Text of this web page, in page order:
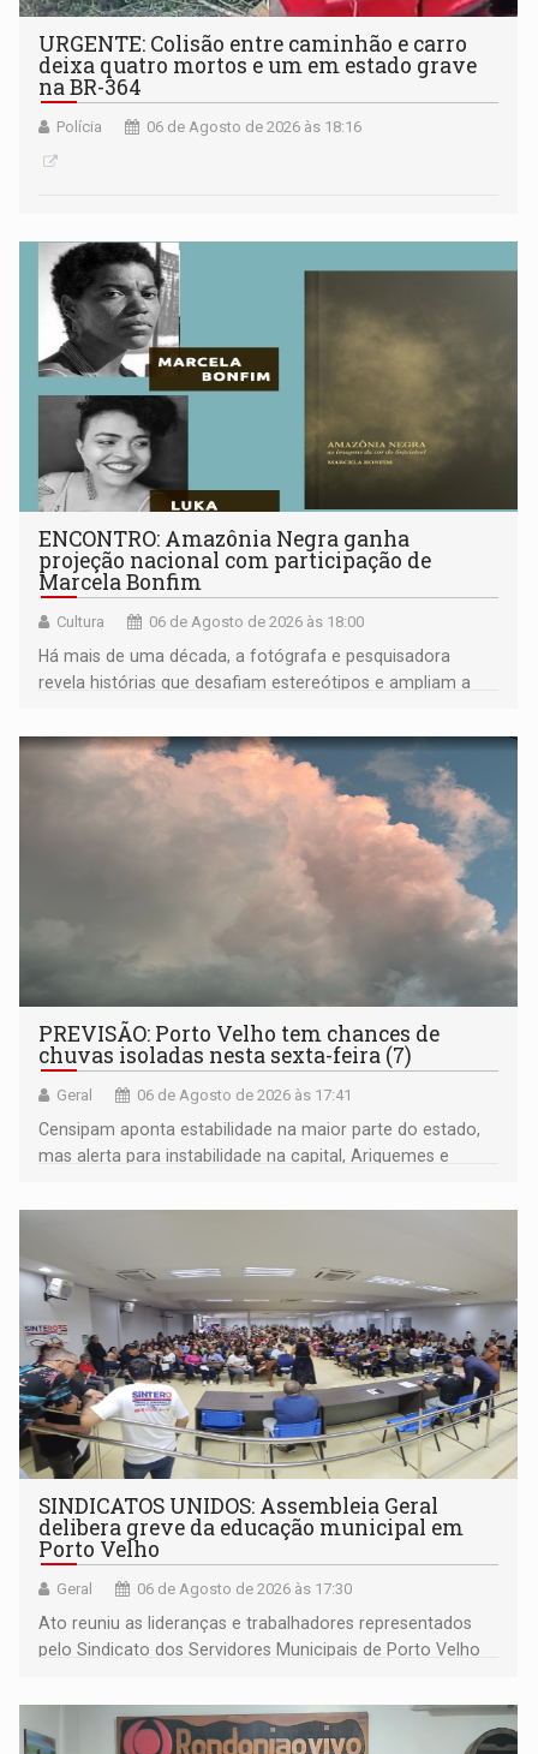
URGENTE: Colisão entre caminhão e carro
deixa quatro mortos e um em estado grave
na BR-364
Polícia 06 de Agosto de 2026 às 18:16
ENCONTRO: Amazônia Negra ganha
projeção nacional com participação de
Marcela Bonfim
Cultura 06 de Agosto de 2026 às 18:00
Há mais de uma década, a fotógrafa e pesquisadora
revela histórias que desafiam estereótipos e ampliam a
negras
PREVISÃO: Porto Velho tem chances de
chuvas isoladas nesta sexta-feira (7)
Geral 06 de Agosto de 2026 às 17:41
Censipam aponta estabilidade na maior parte do estado,
mas alerta para instabilidade na capital, Ariquemes e
SINDICATOS UNIDOS: Assembleia Geral
delibera greve da educação municipal em
Porto Velho
Geral 06 de Agosto de 2026 às 17:30
Ato reuniu as lideranças e trabalhadores representados
pelo Sindicato dos Servidores Municipais de Porto Velho